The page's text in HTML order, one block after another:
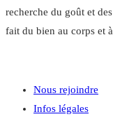
recherche du goût et
fait du bien au corps et
Nous rejoindre
Infos légales